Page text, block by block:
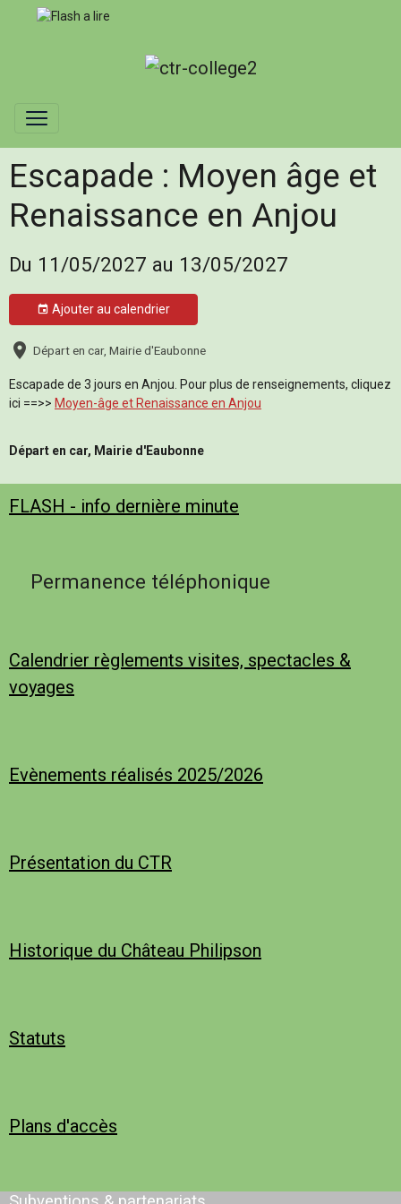
Escapade : Moyen âge et
Renaissance en Anjou
Du 11/05/2027 au 13/05/2027
Ajouter au calendrier
Départ en car, Mairie d'Eaubonne
Escapade de 3 jours en Anjou. Pour plus de renseignements, cliquez
ici ==>> Moyen-âge et Renaissance en Anjou
Départ en car, Mairie d'Eaubonne
FLASH - info dernière minute
Permanence téléphonique
Calendrier règlements visites, spectacles &
voyages
Evènements réalisés 2025/2026
Présentation du CTR
Historique du Château Philipson
Statuts
Plans d'accès